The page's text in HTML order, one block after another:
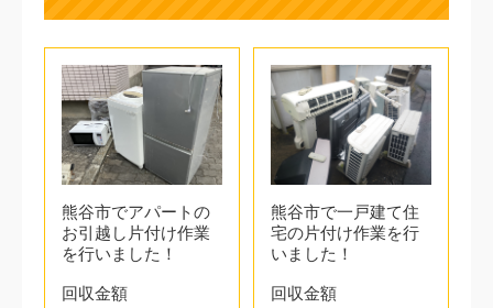
熊谷市でアパートの
お引越し片付け作業
を行いました！
回収金額
熊谷市で一戸建て住
宅の片付け作業を行
いました！
回収金額